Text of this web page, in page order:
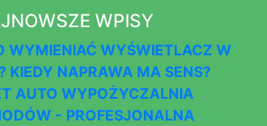
WPISY
WYMIENIAĆ WYŚWIETLACZ W
KIEDY NAPRAWA MA SENS?
AUTO WYPOŻYCZALNIA
- PROFESJONALNA